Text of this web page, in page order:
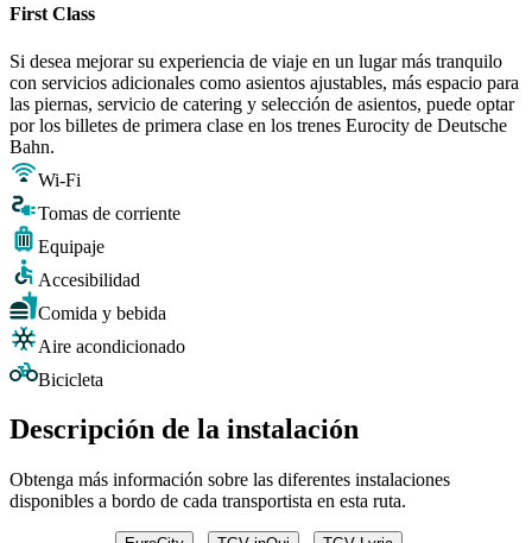
First Class
Si desea mejorar su experiencia de viaje en un lugar más tranquilo
con servicios adicionales como asientos ajustables, más espacio para
las piernas, servicio de catering y selección de asientos, puede optar
por los billetes de primera clase en los trenes Eurocity de Deutsche
Bahn.
Wi-Fi
Tomas de corriente
Equipaje
Accesibilidad
Comida y bebida
Aire acondicionado
Bicicleta
Descripción de la instalación
Obtenga más información sobre las diferentes instalaciones
disponibles a bordo de cada transportista en esta ruta.